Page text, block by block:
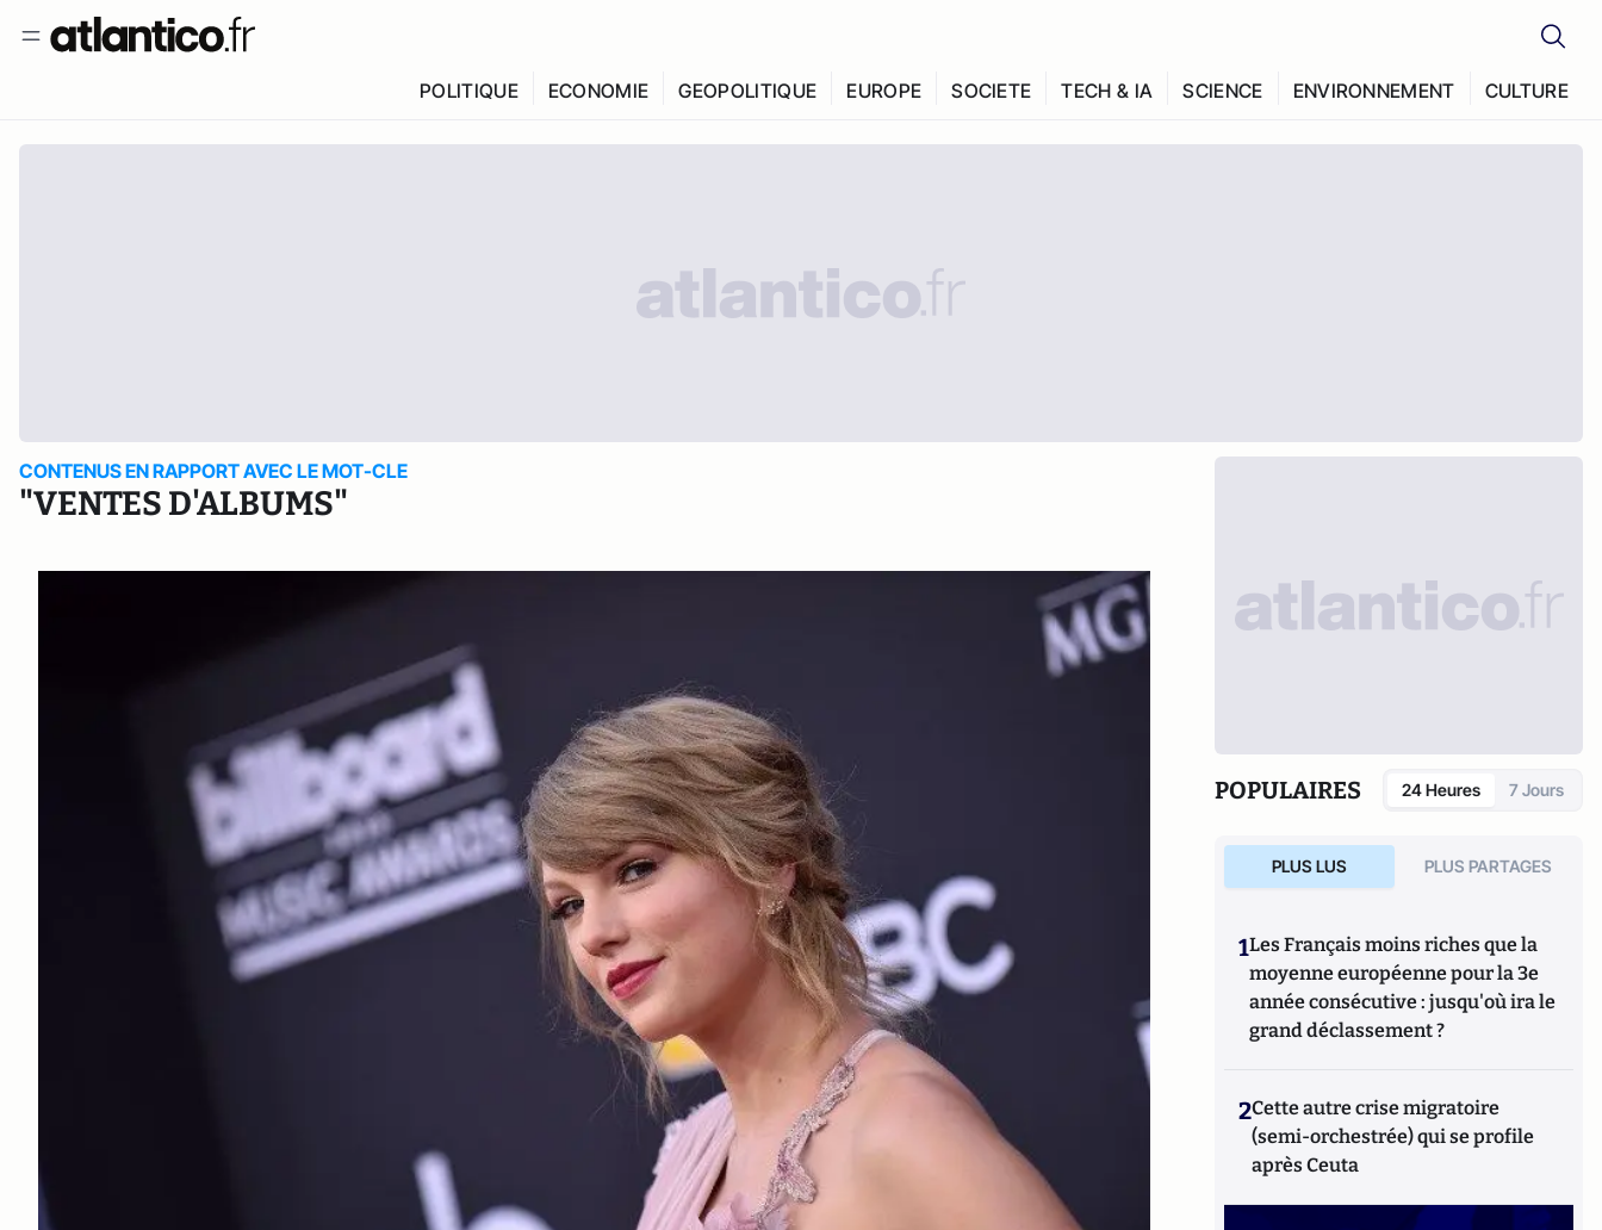
POLITIQUE ECONOMIE GEOPOLITIQUE EUROPE SOCIETE TECH & IA SCIENCE ENVIRONNEMENT CULTURE
CONTENUS EN RAPPORT AVEC LE MOT-CLE
"VENTES D'ALBUMS"
POPULAIRES 24 Heures 7 Jours
PLUS LUS PLUS PARTAGES
1Les Français moins riches que la
moyenne européenne pour la 3e
année consécutive : jusqu'où ira le
grand déclassement ?
2Cette autre crise migratoire
(semi-orchestrée) qui se profile
après Ceuta